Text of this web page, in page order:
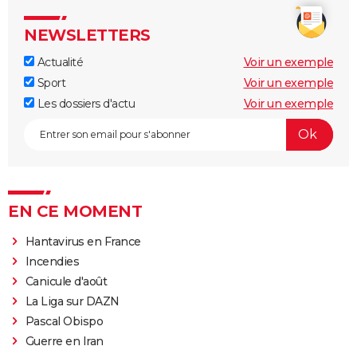
NEWSLETTERS
Actualité
Voir un exemple
Sport
Voir un exemple
Les dossiers d'actu
Voir un exemple
EN CE MOMENT
Hantavirus en France
Incendies
Canicule d'août
La Liga sur DAZN
Pascal Obispo
Guerre en Iran